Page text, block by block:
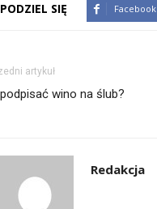
PODZIEL SIĘ Facebook
artykuł
wino na ślub?
Redakcja